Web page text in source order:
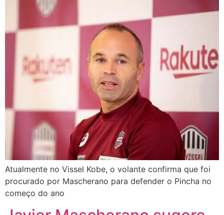
Atualmente no Vissel Kobe, o volante confirma que foi
procurado por Mascherano para defender o Pincha no
começo do ano